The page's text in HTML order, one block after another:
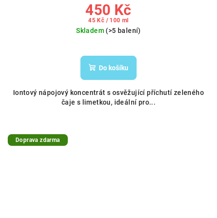
450 Kč
Měrná
45 Kč / 100 ml
Skladem (>5 balení)
Do košíku
Iontový nápojový koncentrát s osvěžující příchutí zeleného
čaje s limetkou, ideální pro...
Doprava zdarma